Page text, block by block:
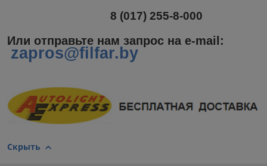
8 (017) 255-8-000
Или отправьте нам запрос на e-mail :
zapros@filfar.by
Скрыть